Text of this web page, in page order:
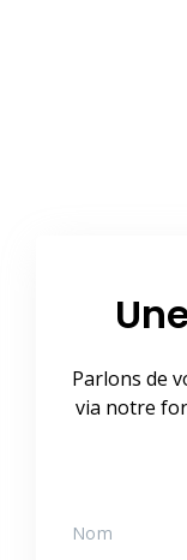
Parlons de
via notre